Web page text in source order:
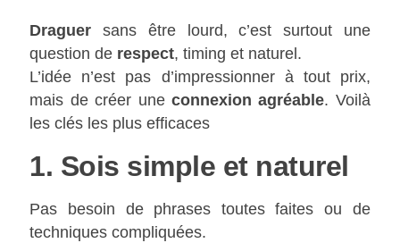
Draguer sans être lourd, c’est surtout une
question de respect, timing et naturel.
L’idée n’est pas d’impressionner à tout prix,
mais de créer une connexion agréable. Voilà
les clés les plus efficaces
1. Sois simple et naturel
Pas besoin de phrases toutes faites ou de
techniques compliquées.